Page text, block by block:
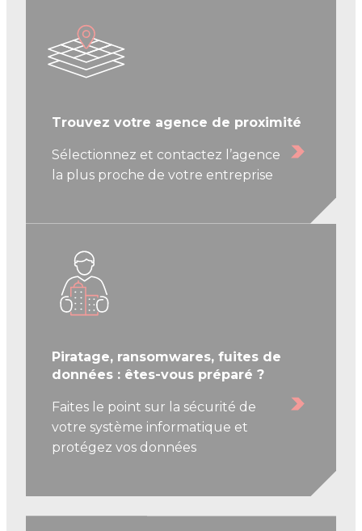
Trouvez votre agence de proximité
Sélectionnez et contactez l’agence
la plus proche de votre entreprise
Piratage, ransomwares, fuites de
données : êtes-vous préparé ?
Faites le point sur la sécurité de
votre système informatique et
protégez vos données